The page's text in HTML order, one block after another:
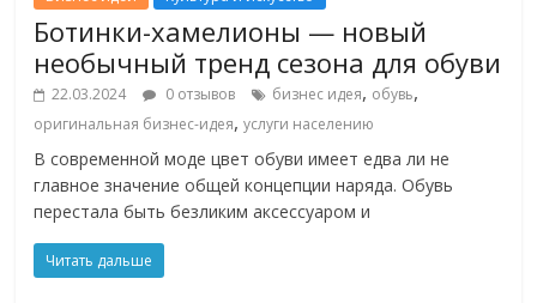
Ботинки-хамелионы — новый
необычный тренд сезона для обуви
22.03.2024 0 отзывов бизнес идея, обувь,
оригинальная бизнес-идея,услуги населению
В современной моде цвет обуви имеет едва ли не
главное значение общей концепции наряда. Обувь
перестала быть безликим аксессуаром и
Читать дальше